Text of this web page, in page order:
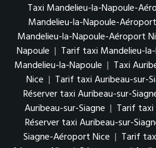
Taxi Mandelieu-la-Napoule-
Mandelieu-la-Napoule-
Mandelieu-la-Napoule-Aéroport
Napoule | Tarif taxi Mandelieu-
Mandelieu-la-Napoule | Taxi
Nice | Tarif taxi Auribeau-sur-
Réserver taxi Auribeau-sur-
Auribeau-sur-Siagne | Tarif taxi
Réserver taxi Auribeau-sur-
Siagne-Aéroport Nice | Tarif